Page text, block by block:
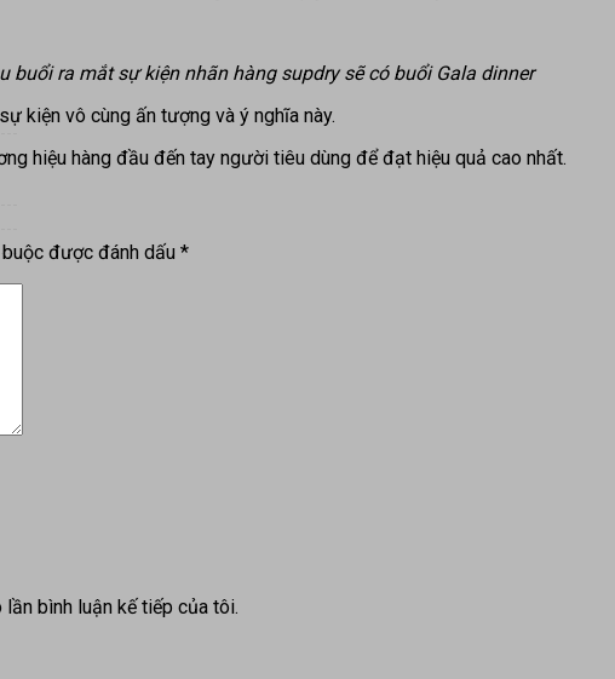
buổi ra mắt sự kiện nhãn hàng supdry sẽ có buổi Gala dinner
kiện vô cùng ấn tượng và ý nghĩa này.
hiệu hàng đầu đến tay người tiêu dùng để đạt hiệu quả cao nhất.
được đánh dấu *
bình luận kế tiếp của tôi.